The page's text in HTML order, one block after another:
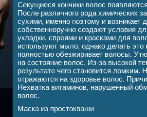
Секущиеся кончики волос
После различного рода химических
сухими, именно поэтому и возникает
собственноручно создают условия
укладки, спреями и красками для
используют мыло, однако делать это
полностью обезжиривает волосы.
на состояние волос. Из-за высокой
результате чего становится ломким.
отражаются на здоровье волос.
Нехватка витаминов, нарушенный
волос.
Маска из простокваши